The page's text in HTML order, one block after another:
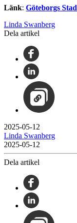
Länk: Göteborgs
Linda Swanberg
Dela artikel
2025-05-12
Linda Swanberg
2025-05-12
Dela artikel